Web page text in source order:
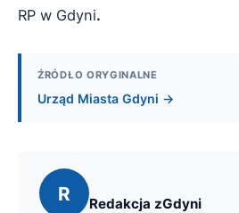
RP w Gdyni.
ŹRÓDŁO ORYGINALNE
Urząd Miasta Gdyni →
R Redakcja zGdyni